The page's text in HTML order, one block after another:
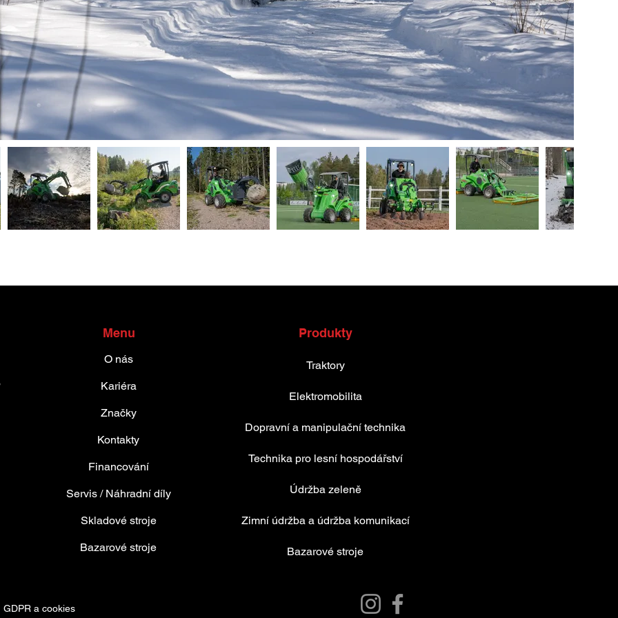
Menu
O nás
Kariéra
Značky
Kontakty
Financování
Servis / Náhradní díly
Skladové stroje
Bazarové stroje
Produkty
Traktory
Elektromobilita
Dopravní a manipulační technika
Technika pro lesní hospodářství
Údržba zeleně
Zimní údržba a údržba komunikací
Bazarové stroje
GDPR a cookies